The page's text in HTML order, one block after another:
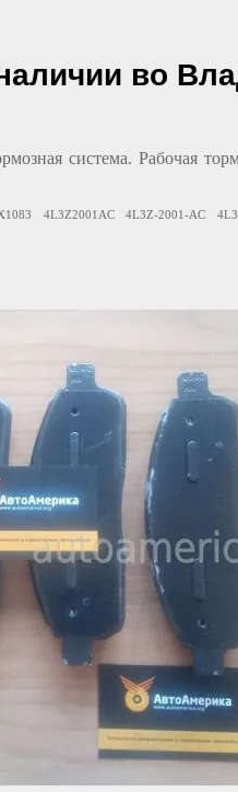
во
система. Рабочая
4L3Z2001AC 4L3Z-2001-AC